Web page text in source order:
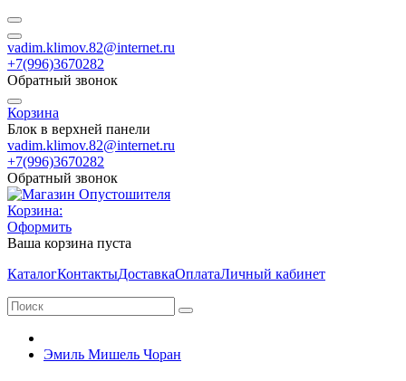
vadim.klimov.82@internet.ru
+7(996)3670282
Обратный звонок
Корзина
Блок в верхней панели
vadim.klimov.82@internet.ru
+7(996)3670282
Обратный звонок
Корзина:
Оформить
Ваша корзина пуста
КаталогКонтактыДоставкаОплатаЛичный кабинет
Эмиль Мишель Чоран